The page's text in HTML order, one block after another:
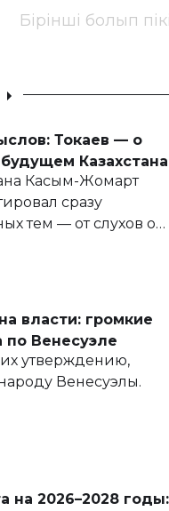
Бірінші болып
Токаев — о
Казахстана
Касым-Жомарт
сразу
тем — от слухов о
личного здоровья.
власти: громкие
по Венесуэле
утверждению,
Венесуэлы.
2026–2028 годы: